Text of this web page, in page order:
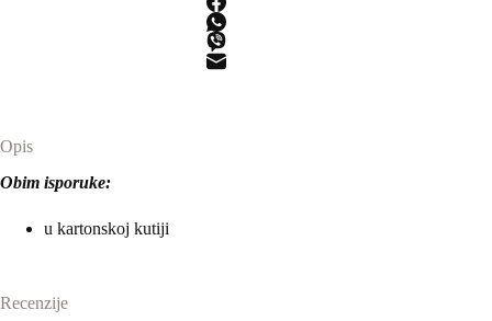
Opis
Obim isporuke:
u kartonskoj kutiji
Recenzije